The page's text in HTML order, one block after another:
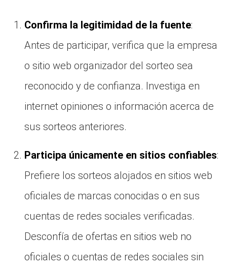
Confirma la legitimidad de la fuente:
Antes de participar, verifica que la empresa
o sitio web organizador del sorteo sea
reconocido y de confianza. Investiga en
internet opiniones o información acerca de
sus sorteos anteriores.
Participa únicamente en sitios confiables:
Prefiere los sorteos alojados en sitios web
oficiales de marcas conocidas o en sus
cuentas de redes sociales verificadas.
Desconfía de ofertas en sitios web no
oficiales o cuentas de redes sociales sin